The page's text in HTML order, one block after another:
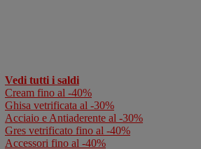
Vedi tutti i saldi
Cream fino al -40%
Ghisa vetrificata al -30%
Acciaio e Antiaderente al -30%
Gres vetrificato fino al -40%
Accessori fino al -40%